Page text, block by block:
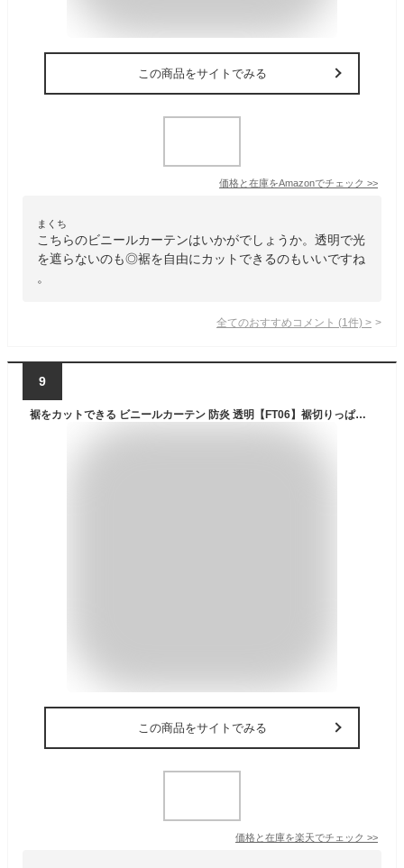
この商品をサイトでみる
価格と在庫をAmazonでチェック >>
まくち
こちらのビニールカーテンはいかがでしょうか。透明で光
を遮らないのも◎裾を自由にカットできるのもいいですね
。
全てのおすすめコメント (1 件) >
9
裾をカットできる ビニールカーテン 防炎 透明【FT06】裾切りっぱなし仕様 0.35mm厚 既製サイズ 幅195cm 丈250cm 間仕切り カーテン ビニールシート 倉庫 工場 ベランダ 家庭用 防炎カーテン 雨よけ 風よけシート 防風 保温 工場 節電 長さ調節 屋外 屋内 C-F-1
この商品をサイトでみる
価格と在庫を楽天でチェック >>